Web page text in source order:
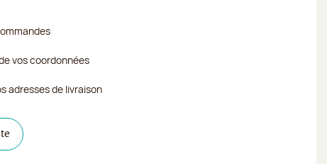
vos coordonnées
adresses de livraison